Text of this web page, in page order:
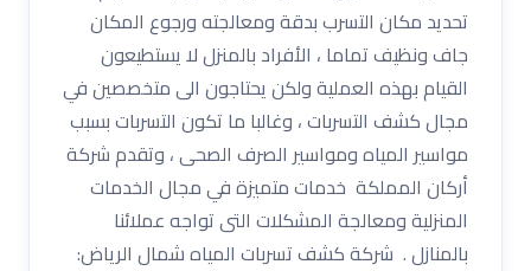
تحديد مكان التسرب بدقة ومعالجته ورجوع المكان
جاف ونظيف تماما ، الأفراد بالمنزل لا يستطيعون
القيام بهذه العملية ولكن يحتاجون الى متخصصين في
مجال كشف التسربات ، وغالبا ما تكون التسربات بسبب
مواسير المياه ومواسير الصرف الصحى ، وتقدم شركة
أركان المملكة خدمات متميزة في مجال الخدمات
المنزلية ومعالجة المشكلات التى تواجه عملائنا
بالمنازل . شركة كشف تسربات المياه شمال الرياض: